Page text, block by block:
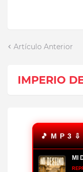
Artículo Anterior
IMPERIO
🎵 M P 3 ⇩